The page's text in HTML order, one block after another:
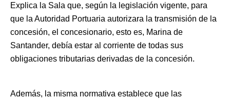
Explica la Sala que, según la legislación vigente, para
que la Autoridad Portuaria autorizara la transmisión de la
concesión, el concesionario, esto es, Marina de
Santander, debía estar al corriente de todas sus
obligaciones tributarias derivadas de la concesión.
Además, la misma normativa establece que las